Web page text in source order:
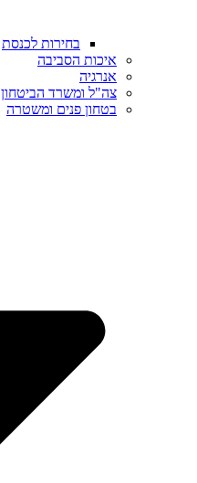
בחירות לכנסת
איכות הסביבה
אנרגיה
צה"ל ומשרד הביטחון
בטחון פנים ומשטרה